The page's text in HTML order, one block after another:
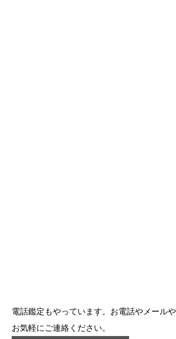
電話鑑定もやっています。お電話やメール
お気軽にご連絡ください。